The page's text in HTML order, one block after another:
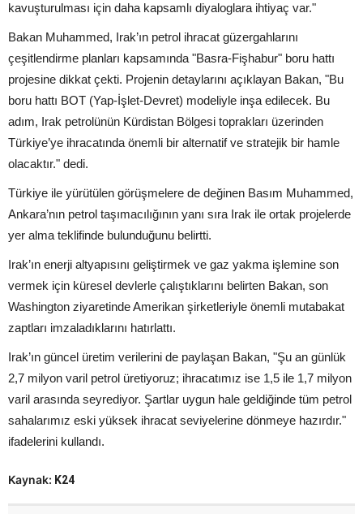
kavuşturulması için daha kapsamlı diyaloglara ihtiyaç var."
Bakan Muhammed, Irak’ın petrol ihracat güzergahlarını
çeşitlendirme planları kapsamında "Basra-Fişhabur" boru hattı
projesine dikkat çekti. Projenin detaylarını açıklayan Bakan, "Bu
boru hattı BOT (Yap-İşlet-Devret) modeliyle inşa edilecek. Bu
adım, Irak petrolünün Kürdistan Bölgesi toprakları üzerinden
Türkiye’ye ihracatında önemli bir alternatif ve stratejik bir hamle
olacaktır." dedi.
Türkiye ile yürütülen görüşmelere de değinen Basım Muhammed,
Ankara’nın petrol taşımacılığının yanı sıra Irak ile ortak projelerde
yer alma teklifinde bulunduğunu belirtti.
Irak’ın enerji altyapısını geliştirmek ve gaz yakma işlemine son
vermek için küresel devlerle çalıştıklarını belirten Bakan, son
Washington ziyaretinde Amerikan şirketleriyle önemli mutabakat
zaptları imzaladıklarını hatırlattı.
Irak’ın güncel üretim verilerini de paylaşan Bakan, "Şu an günlük
2,7 milyon varil petrol üretiyoruz; ihracatımız ise 1,5 ile 1,7 milyon
varil arasında seyrediyor. Şartlar uygun hale geldiğinde tüm petrol
sahalarımız eski yüksek ihracat seviyelerine dönmeye hazırdır."
ifadelerini kullandı.
Kaynak: K24